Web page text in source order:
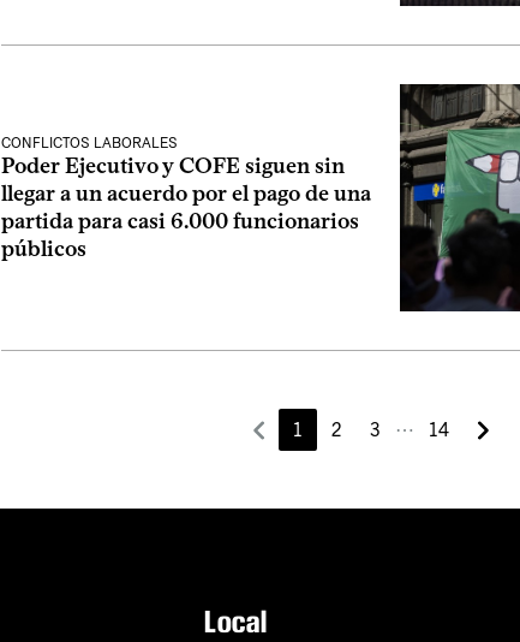
CONFLICTOS LABORALES
Poder Ejecutivo y COFE siguen sin
llegar a un acuerdo por el pago de una
partida para casi 6.000 funcionarios
públicos
1 2 3 ⋯ 14
Local